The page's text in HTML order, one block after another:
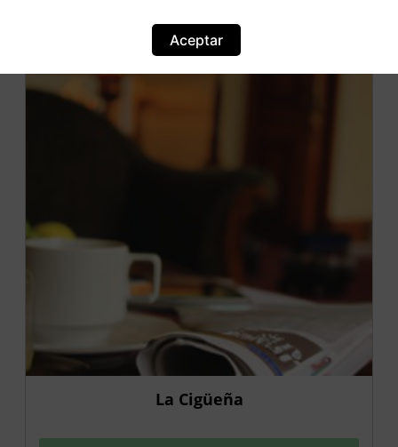
La Cigüeña
Aceptar